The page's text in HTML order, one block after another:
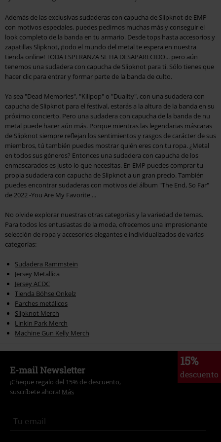
Además de las exclusivas sudaderas con capucha de Slipknot de EMP
con motivos especiales, puedes pedirnos muchas más y conseguir el
look completo de la banda en tu armario. Desde tops hasta accesorios y
zapatillas Slipknot, ¡todo el mundo del metal te espera en nuestra
tienda online! TODA ESPERANZA SE HA DESAPARECIDO... pero aún
tenemos una sudadera con capucha de Slipknot para ti. Sólo tienes que
hacer clic para entrar y formar parte de la banda de culto.
Ya sea "Dead Memories", "Killpop" o "Duality", con una sudadera con
capucha de Slipknot para el festival, estarás a la altura de la banda en su
próximo concierto. Pero una sudadera con capucha de la banda de nu
metal puede hacer aún más. Porque mientras las legendarias máscaras
de Slipknot siempre reflejan los sentimientos y rasgos de carácter de sus
miembros, tú también puedes mostrar quién eres con tu ropa. ¿Metal
en todos sus géneros? Entonces una sudadera con capucha de los
enmascarados es justo lo que necesitas. En EMP puedes comprar tu
propia sudadera con capucha de Slipknot a un gran precio. También
puedes encontrar sudaderas con motivos del álbum "The End, So Far"
de 2022 -You Are My Favorite ...
No olvide explorar nuestras otras categorías y la variedad de temas.
Para todos los entusiastas de la moda, ofrecemos una impresionante
selección de ropa y accesorios elegantes e individualizados de varias
categorías:
Sudadera Rammstein
Jersey Metallica
Jersey ACDC
Tienda Böhse Onkelz
Parches metálicos
Slipknot Merch
Linkin Park Merch
Machine Gun Kelly Merch
15%
descuento
E-mail Newsletter
¡Cheque regalo del 15% de descuento,
suscríbete ahora! Más